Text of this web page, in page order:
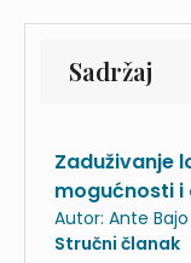
Sadržaj
Zaduživanje
mogućnosti
Autor: Ante Bajo
Stručni članak